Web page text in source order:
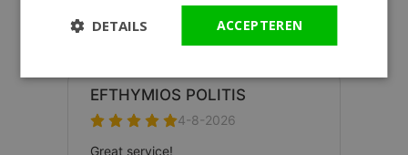
ACCEPTEREN
DETAILS